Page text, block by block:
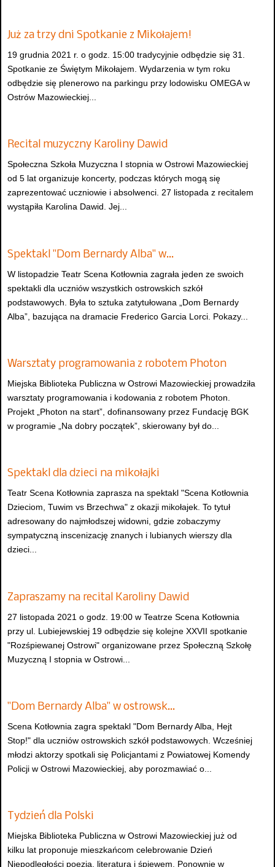
Już za trzy dni Spotkanie z Mikołajem!
19 grudnia 2021 r. o godz. 15:00 tradycyjnie odbędzie się 31.
Spotkanie ze Świętym Mikołajem. Wydarzenia w tym roku
odbędzie się plenerowo na parkingu przy lodowisku OMEGA w
Ostrów Mazowieckiej...
Recital muzyczny Karoliny Dawid
Społeczna Szkoła Muzyczna I stopnia w Ostrowi Mazowieckiej
od 5 lat organizuje koncerty, podczas których mogą się
zaprezentować uczniowie i absolwenci. 27 listopada z recitalem
wystąpiła Karolina Dawid. Jej...
Spektakl "Dom Bernardy Alba" w…
W listopadzie Teatr Scena Kotłownia zagrała jeden ze swoich
spektakli dla uczniów wszystkich ostrowskich szkół
podstawowych. Była to sztuka zatytułowana „Dom Bernardy
Alba”, bazująca na dramacie Frederico Garcia Lorci. Pokazy...
Warsztaty programowania z robotem Photon
Miejska Biblioteka Publiczna w Ostrowi Mazowieckiej prowadziła
warsztaty programowania i kodowania z robotem Photon.
Projekt „Photon na start”, dofinansowany przez Fundację BGK
w programie „Na dobry początek”, skierowany był do...
Spektakl dla dzieci na mikołajki
Teatr Scena Kotłownia zaprasza na spektakl "Scena Kotłownia
Dzieciom, Tuwim vs Brzechwa" z okazji mikołajek. To tytuł
adresowany do najmłodszej widowni, gdzie zobaczymy
sympatyczną inscenizację znanych i lubianych wierszy dla
dzieci...
Zapraszamy na recital Karoliny Dawid
27 listopada 2021 o godz. 19:00 w Teatrze Scena Kotłownia
przy ul. Lubiejewskiej 19 odbędzie się kolejne XXVII spotkanie
"Rozśpiewanej Ostrowi" organizowane przez Społeczną Szkołę
Muzyczną I stopnia w Ostrowi...
"Dom Bernardy Alba" w ostrowsk…
Scena Kotłownia zagra spektakl "Dom Bernardy Alba, Hejt
Stop!" dla uczniów ostrowskich szkół podstawowych. Wcześniej
młodzi aktorzy spotkali się Policjantami z Powiatowej Komendy
Policji w Ostrowi Mazowieckiej, aby porozmawiać o...
Tydzień dla Polski
Miejska Biblioteka Publiczna w Ostrowi Mazowieckiej już od
kilku lat proponuje mieszkańcom celebrowanie Dzień
Niepodległości poezją, literaturą i śpiewem. Ponownie w